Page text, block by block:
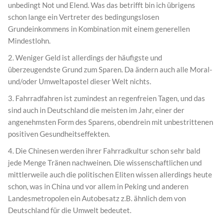
unbedingt Not und Elend. Was das betrifft bin ich übrigens
schon lange ein Vertreter des bedingungslosen
Grundeinkommens in Kombination mit einem generellen
Mindestlohn.
2. Weniger Geld ist allerdings der häufigste und
überzeugendste Grund zum Sparen. Da ändern auch alle Moral-
und/oder Umweltapostel dieser Welt nichts.
3. Fahrradfahren ist zumindest an regenfreien Tagen, und das
sind auch in Deutschland die meisten im Jahr, einer der
angenehmsten Form des Sparens, obendrein mit unbestrittenen
positiven Gesundheitseffekten.
4. Die Chinesen werden ihrer Fahrradkultur schon sehr bald
jede Menge Tränen nachweinen. Die wissenschaftlichen und
mittlerweile auch die politischen Eliten wissen allerdings heute
schon, was in China und vor allem in Peking und anderen
Landesmetropolen ein Autobesatz z.B. ähnlich dem von
Deutschland für die Umwelt bedeutet.